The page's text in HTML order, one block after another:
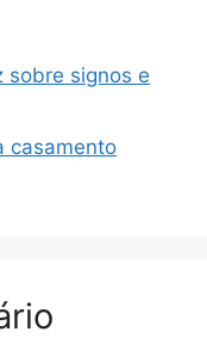
sobre signos e
casamento